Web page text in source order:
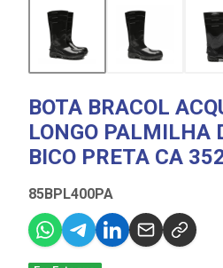
BOTA BRACOL
LONGO PALMILHA
BICO PRETA CA
85BPL400PA